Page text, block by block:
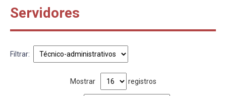
Servidores
Filtrar:
Mostrar registros